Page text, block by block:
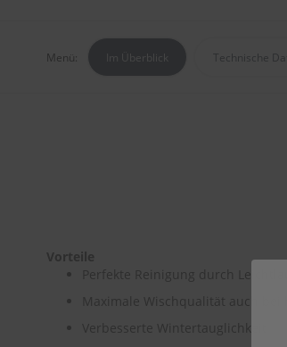
Menü: Im Überblick Technische
Vorteile
Perfekte Reinigung durch
Maximale Wischqualität auch bei
Verbesserte Wintertauglichkeit